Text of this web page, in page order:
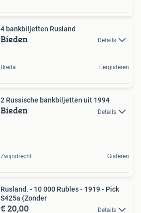
4 bankbiljetten Rusland
Bieden Details
Breda Eergisteren
2 Russische bankbiljetten uit 1994
Bieden Details
Zwijndrecht Gisteren
Rusland. - 10 000 Rubles - 1919 - Pick
S425a (Zonder
€ 20,00 Details